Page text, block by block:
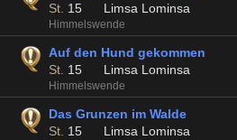
St. 15 Limsa Lominsa
Himmelswende
Auf den Hund gekommen
St. 15 Limsa Lominsa
Himmelswende
Das Grunzen im Walde
St. 15 Limsa Lominsa